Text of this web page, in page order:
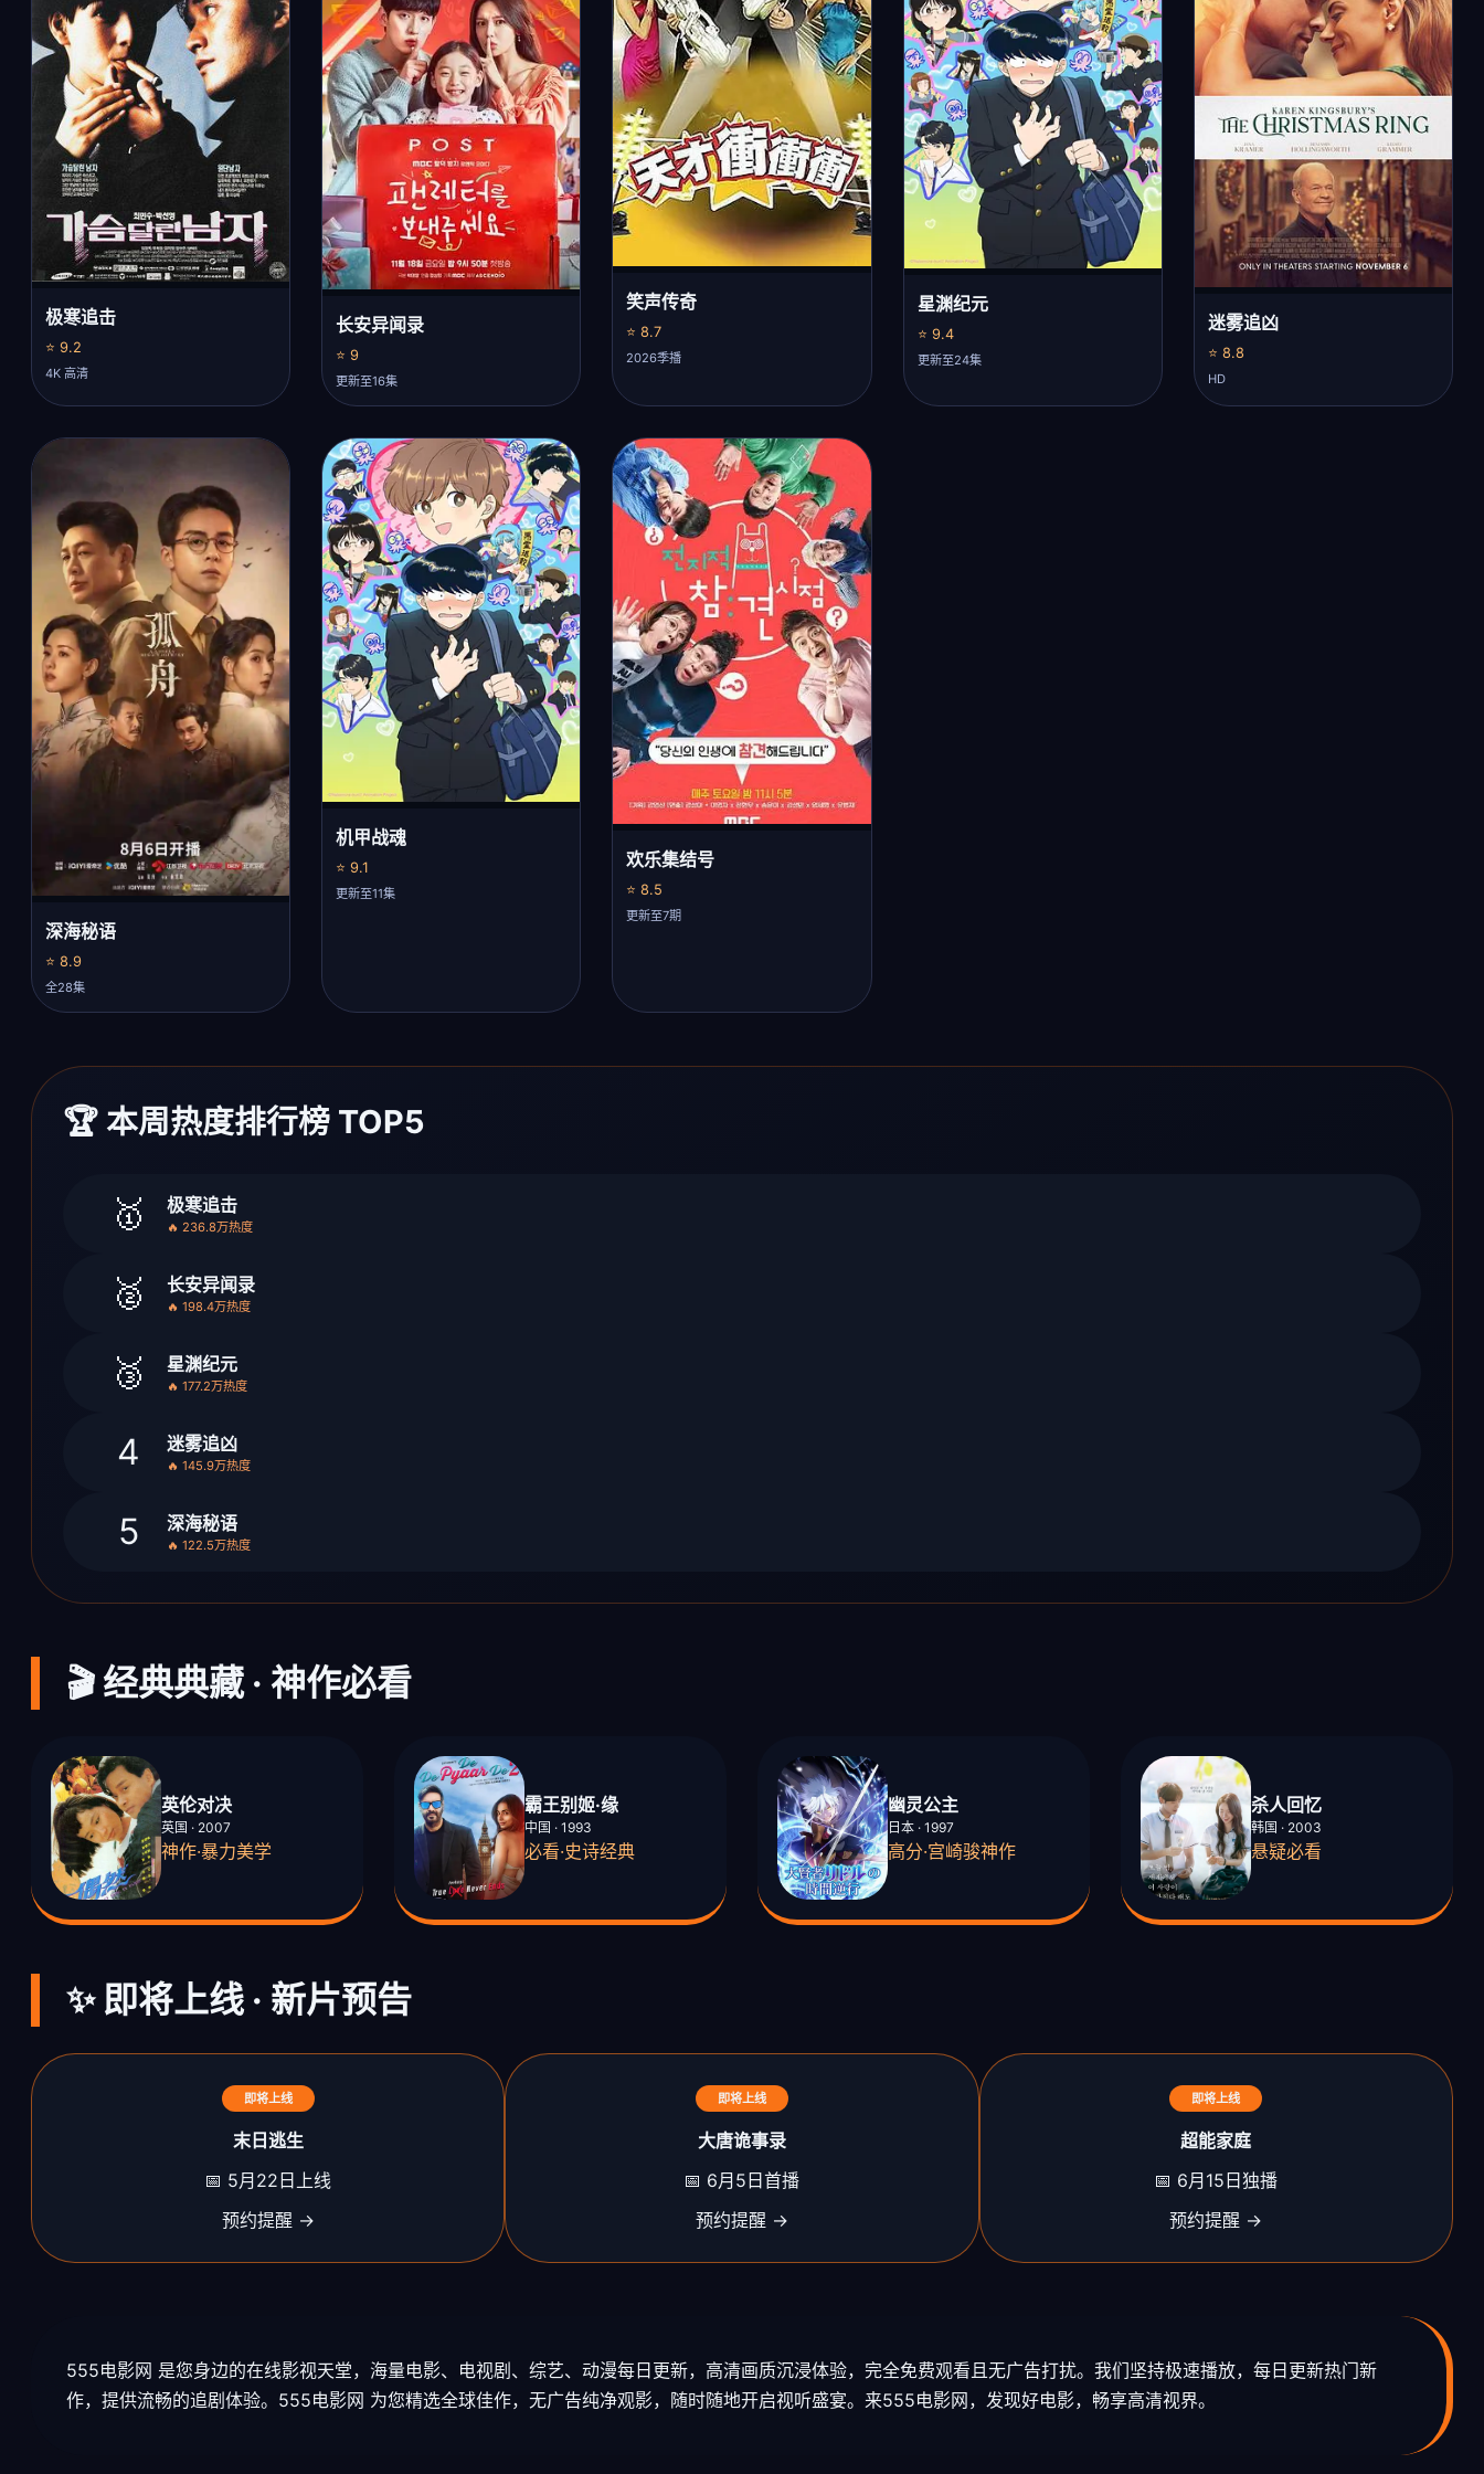
极寒追击
⭐ 9.2
4K 高清
长安异闻录
⭐ 9
更新至16集
笑声传奇
⭐ 8.7
2026季播
星渊纪元
⭐ 9.4
更新至24集
迷雾追凶
⭐ 8.8
HD
深海秘语
⭐ 8.9
全28集
机甲战魂
⭐ 9.1
更新至11集
欢乐集结号
⭐ 8.5
更新至7期
🏆 本周热度排行榜 TOP5
🥇 极寒追击
🔥 236.8万热度
🥈 长安异闻录
🔥 198.4万热度
🥉 星渊纪元
🔥 177.2万热度
4 迷雾追凶
🔥 145.9万热度
5 深海秘语
🔥 122.5万热度
🎬 经典典藏 · 神作必看
英伦对决
英国 · 2007
神作·暴力美学
霸王别姬·缘
中国 · 1993
必看·史诗经典
幽灵公主
日本 · 1997
高分·宫崎骏神作
杀人回忆
韩国 · 2003
悬疑必看
✨ 即将上线 · 新片预告
即将上线
末日逃生
📅 5月22日上线
预约提醒 →
即将上线
大唐诡事录
📅 6月5日首播
预约提醒 →
即将上线
超能家庭
📅 6月15日独播
预约提醒 →
555电影网 是您身边的在线影视天堂，海量电影、电视剧、综艺、动漫每日更新，高清画质沉浸体验，完全免费观看且无广告打扰。我们坚持极速播放，每日更新热门新
作，提供流畅的追剧体验。555电影网 为您精选全球佳作，无广告纯净观影，随时随地开启视听盛宴。来555电影网，发现好电影，畅享高清视界。